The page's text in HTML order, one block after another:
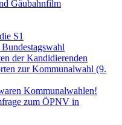
Gäubahnfilm
S1
der Kandidierenden
zur Kommunalwahl (9.
Kommunalwahlen!
zum ÖPNV in